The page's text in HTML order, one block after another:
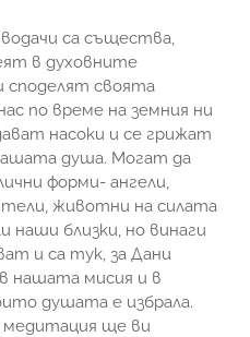
са същества,
в духовните
споделят своята
по време на земния ни
насоки и се грижат
душа. Могат да
форми- ангели,
животни на силата
наши близки, но винаги
и са тук, за Дани
нашата мисия и в
душата е избрала.
медитация ще ви